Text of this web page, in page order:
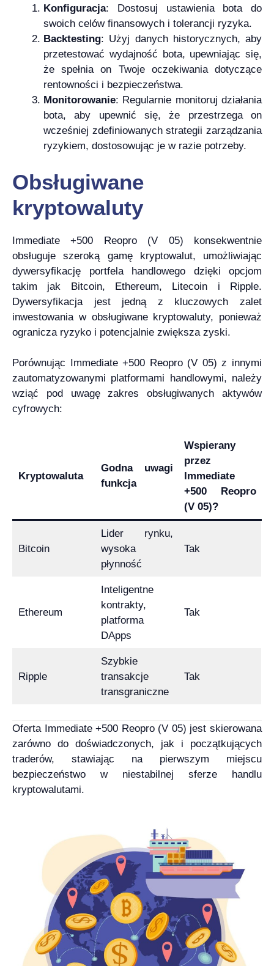
Konfiguracja: Dostosuj ustawienia bota do
swoich celów finansowych i tolerancji ryzyka.
Backtesting: Użyj danych historycznych, aby
przetestować wydajność bota, upewniając się,
że spełnia on Twoje oczekiwania dotyczące
rentowności i bezpieczeństwa.
Monitorowanie: Regularnie monitoruj działania
bota, aby upewnić się, że przestrzega on
wcześniej zdefiniowanych strategii zarządzania
ryzykiem, dostosowując je w razie potrzeby.
Obsługiwane
kryptowaluty
Immediate +500 Reopro (V 05) konsekwentnie
obsługuje szeroką gamę kryptowalut, umożliwiając
dywersyfikację portfela handlowego dzięki opcjom
takim jak Bitcoin, Ethereum, Litecoin i Ripple.
Dywersyfikacja jest jedną z kluczowych zalet
inwestowania w obsługiwane kryptowaluty, ponieważ
ogranicza ryzyko i potencjalnie zwiększa zyski.
Porównując Immediate +500 Reopro (V 05) z innymi
zautomatyzowanymi platformami handlowymi, należy
wziąć pod uwagę zakres obsługiwanych aktywów
cyfrowych:
Kryptowaluta
Godna uwagi
funkcja
Wspierany
przez
Immediate
+500 Reopro
(V 05)?
Bitcoin
Lider rynku,
wysoka
płynność
Tak
Ethereum
Inteligentne
kontrakty,
platforma
DApps
Tak
Ripple
Szybkie
transakcje
transgraniczne
Tak
Oferta Immediate +500 Reopro (V 05) jest skierowana
zarówno do doświadczonych, jak i początkujących
traderów, stawiając na pierwszym miejscu
bezpieczeństwo w niestabilnej sferze handlu
kryptowalutami.